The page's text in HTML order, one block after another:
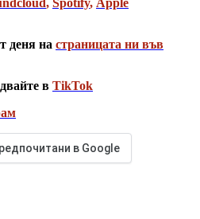
, Spotify, Apple
деня на страницата ни във
в TikTok
в Google